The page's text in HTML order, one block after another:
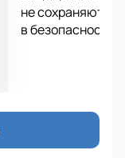
не сохраняются
в безопасности.